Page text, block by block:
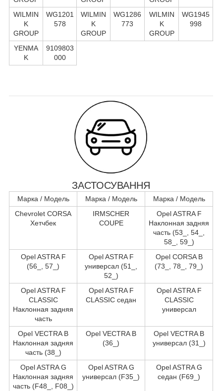
WILMIN
K
GROUP
WG1201
578
WILMIN
K
GROUP
WG1286
773
WILMIN
K
GROUP
WG1945
998
YENMA
K
9109803
000
ЗАСТОСУВАННЯ
Марка / Модель Марка / Модель
Марка / Модель
Chevrolet CORSA
Хетчбек
IRMSCHER
COUPE
Opel ASTRA F
Наклонная задняя
часть (53_, 54_,
58_, 59_)
Opel ASTRA F
(56_, 57_)
Opel ASTRA F
универсал (51_,
52_)
Opel CORSA B
(73_, 78_, 79_)
Opel ASTRA F
CLASSIC
Наклонная задняя
часть
Opel ASTRA F
CLASSIC седан
Opel ASTRA F
CLASSIC
универсал
Opel VECTRA B
Наклонная задняя
часть (38_)
Opel VECTRA B
(36_)
Opel VECTRA B
универсал (31_)
Opel ASTRA G
Наклонная задняя
часть (F48_, F08_)
Opel ASTRA G
универсал (F35_)
Opel ASTRA G
седан (F69_)